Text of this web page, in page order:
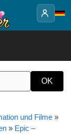
und Filme »
» Epic –